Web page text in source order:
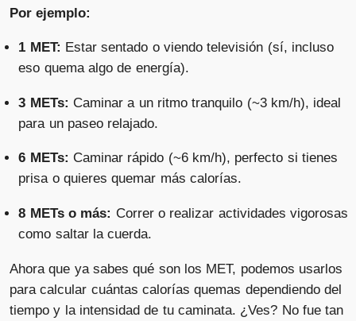
Por ejemplo:
1 MET: Estar sentado o viendo televisión (sí, incluso
eso quema algo de energía).
3 METs: Caminar a un ritmo tranquilo (~3 km/h), ideal
para un paseo relajado.
6 METs: Caminar rápido (~6 km/h), perfecto si tienes
prisa o quieres quemar más calorías.
8 METs o más: Correr o realizar actividades vigorosas
como saltar la cuerda.
Ahora que ya sabes qué son los MET, podemos usarlos
para calcular cuántas calorías quemas dependiendo del
tiempo y la intensidad de tu caminata. ¿Ves? No fue tan